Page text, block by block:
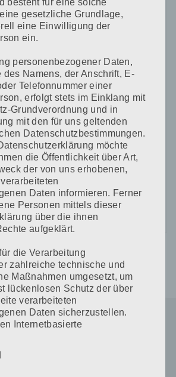
Kommentar speichern.
gesetzliche Grundlage,
eine Einwilligung der
ein.
personenbezogener Daten,
Namens, der Anschrift, E-
Telefonnummer einer
erfolgt stets im Einklang mit
Grundverordnung und in
mit den für uns geltenden
Datenschutzbestimmungen.
möchte
die Öffentlichkeit über Art,
der von uns erhobenen,
Daten informieren. Ferner
Personen mittels dieser
über die ihnen
aufgeklärt.
die Verarbeitung
zahlreiche technische und
Maßnahmen umgesetzt, um
lückenlosen Schutz der über
verarbeiteten
Daten sicherzustellen.
Internetbasierte
nicht gewährleistet werden